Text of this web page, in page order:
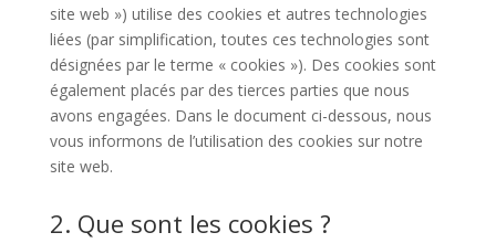
site web ») utilise des cookies et autres technologies
liées (par simplification, toutes ces technologies sont
désignées par le terme « cookies »). Des cookies sont
également placés par des tierces parties que nous
avons engagées. Dans le document ci-dessous, nous
vous informons de l’utilisation des cookies sur notre
site web.
2. Que sont les cookies ?